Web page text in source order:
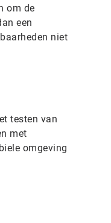
om de
een
niet
testen van
met
omgeving